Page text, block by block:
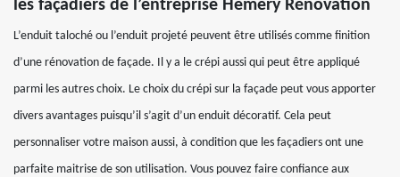
les façadiers de l’entreprise Hemery Rénovation
L’enduit taloché ou l’enduit projeté peuvent être utilisés comme finition
d’une rénovation de façade. Il y a le crépi aussi qui peut être appliqué
parmi les autres choix. Le choix du crépi sur la façade peut vous apporter
divers avantages puisqu’il s’agit d’un enduit décoratif. Cela peut
personnaliser votre maison aussi, à condition que les façadiers ont une
parfaite maitrise de son utilisation. Vous pouvez faire confiance aux